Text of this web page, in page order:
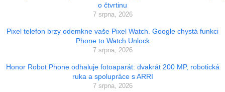
o čtvrtinu
7 srpna, 2026
Pixel telefon brzy odemkne vaše Pixel Watch. Google chystá funkci
Phone to Watch Unlock
7 srpna, 2026
Honor Robot Phone odhaluje fotoaparát: dvakrát 200 MP, robotická
ruka a spolupráce s ARRI
7 srpna, 2026